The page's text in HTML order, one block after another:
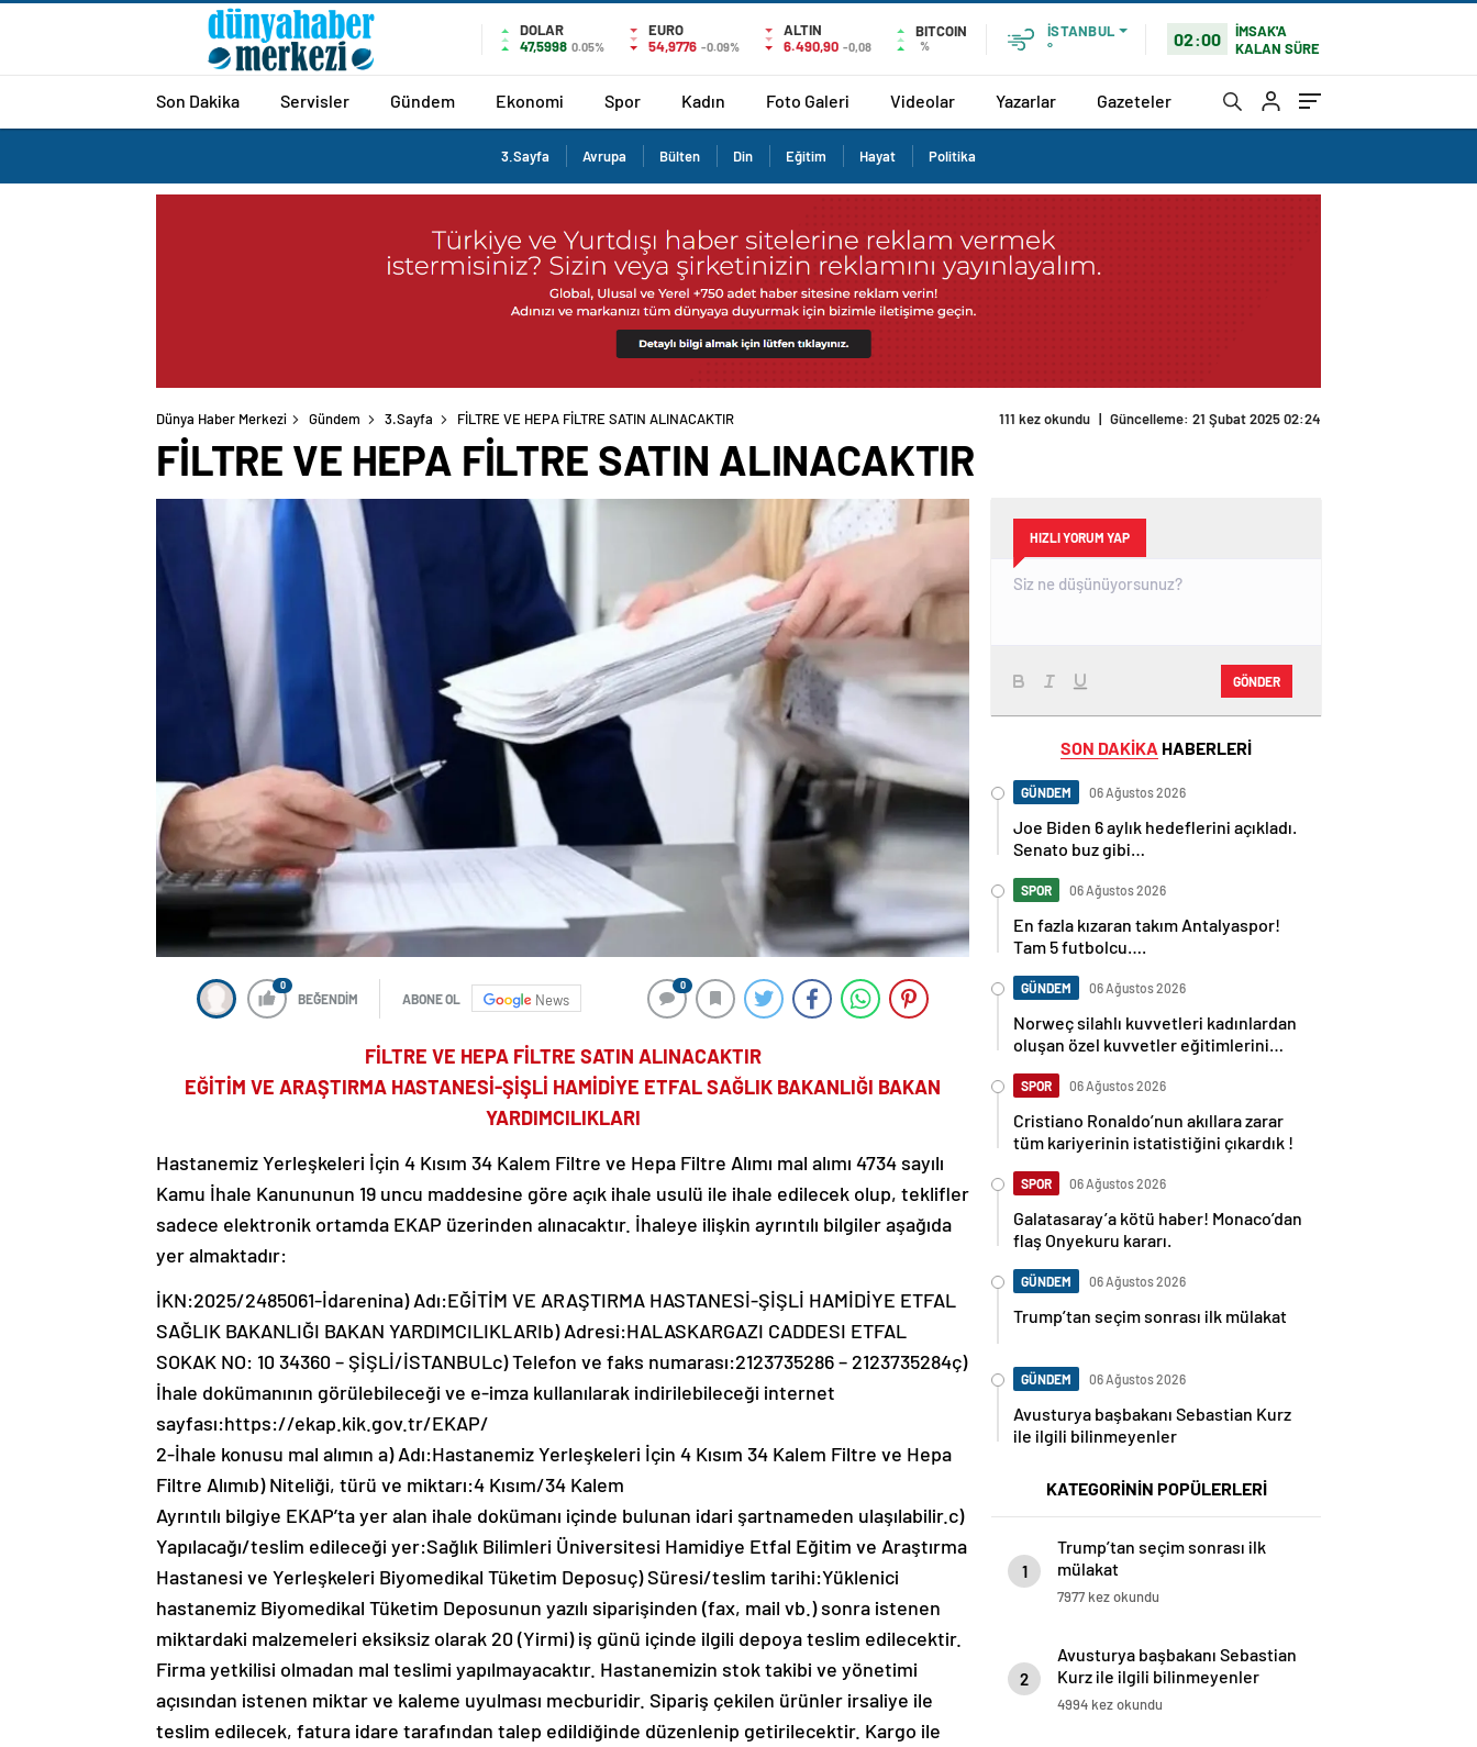
DOLAR
47,5998 0.05%
EURO
54,9776 -0.09%
ALTIN
6.490,90 -0,08
BITCOIN
%
İSTANBUL
°
02:00
İMSAK'A
KALAN SÜRE
Son Dakika Servisler Gündem Ekonomi Spor Kadın Foto Galeri Videolar Yazarlar Gazeteler
3.Sayfa Avrupa Bülten Din Eğitim Hayat Politika
Dünya Haber Merkezi Gündem 3.Sayfa FİLTRE VE HEPA FİLTRE SATIN ALINACAKTIR
FİLTRE VE HEPA FİLTRE SATIN ALINACAKTIR
0
BEĞENDİM ABONE OL News
0
FİLTRE VE HEPA FİLTRE SATIN ALINACAKTIR
EĞİTİM VE ARAŞTIRMA HASTANESİ-ŞİŞLİ HAMİDİYE ETFAL SAĞLIK BAKANLIĞI BAKAN
YARDIMCILIKLARI
Hastanemiz Yerleşkeleri İçin 4 Kısım 34 Kalem Filtre ve Hepa Filtre Alımı mal alımı 4734 sayılı
Kamu İhale Kanununun 19 uncu maddesine göre açık ihale usulü ile ihale edilecek olup, teklifler
sadece elektronik ortamda EKAP üzerinden alınacaktır. İhaleye ilişkin ayrıntılı bilgiler aşağıda
yer almaktadır:
İKN:2025/2485061-İdarenina) Adı:EĞİTİM VE ARAŞTIRMA HASTANESİ-ŞİŞLİ HAMİDİYE ETFAL
SAĞLIK BAKANLIĞI BAKAN YARDIMCILIKLARIb) Adresi:HALASKARGAZI CADDESI ETFAL
SOKAK NO: 10 34360 – ŞİŞLİ/İSTANBULc) Telefon ve faks numarası:2123735286 – 2123735284ç)
İhale dokümanının görülebileceği ve e-imza kullanılarak indirilebileceği internet
sayfası:https://ekap.kik.gov.tr/EKAP/
2-İhale konusu mal alımın a) Adı:Hastanemiz Yerleşkeleri İçin 4 Kısım 34 Kalem Filtre ve Hepa
Filtre Alımıb) Niteliği, türü ve miktarı:4 Kısım/34 Kalem
Ayrıntılı bilgiye EKAP’ta yer alan ihale dokümanı içinde bulunan idari şartnameden ulaşılabilir.c)
Yapılacağı/teslim edileceği yer:Sağlık Bilimleri Üniversitesi Hamidiye Etfal Eğitim ve Araştırma
Hastanesi ve Yerleşkeleri Biyomedikal Tüketim Deposuç) Süresi/teslim tarihi:Yüklenici
hastanemiz Biyomedikal Tüketim Deposunun yazılı siparişinden (fax, mail vb.) sonra istenen
miktardaki malzemeleri eksiksiz olarak 20 (Yirmi) iş günü içinde ilgili depoya teslim edilecektir.
Firma yetkilisi olmadan mal teslimi yapılmayacaktır. Hastanemizin stok takibi ve yönetimi
açısından istenen miktar ve kaleme uyulması mecburidir. Sipariş çekilen ürünler irsaliye ile
teslim edilecek, fatura idare tarafından talep edildiğinde düzenlenip getirilecektir. Kargo ile
HIZLI YORUM YAP
GÖNDER
SON DAKİKA HABERLERİ
GÜNDEM 06 Ağustos 2026
Joe Biden 6 aylık hedeflerini açıkladı.
Senato buz gibi…
SPOR 06 Ağustos 2026
En fazla kızaran takım Antalyaspor!
Tam 5 futbolcu….
GÜNDEM 06 Ağustos 2026
Norweç silahlı kuvvetleri kadınlardan
oluşan özel kuvvetler eğitimlerini
SPOR 06 Ağustos 2026
Cristiano Ronaldo’nun akıllara zarar
tüm kariyerinin istatistiğini çıkardık !
SPOR 06 Ağustos 2026
Galatasaray’a kötü haber! Monaco’dan
flaş Onyekuru kararı.
GÜNDEM 06 Ağustos 2026
Trump’tan seçim sonrası ilk mülakat
GÜNDEM 06 Ağustos 2026
Avusturya başbakanı Sebastian Kurz
ile ilgili bilinmeyenler
KATEGORİNİN POPÜLERLERİ
1
Trump’tan seçim sonrası ilk
mülakat
7977 kez okundu
2
Avusturya başbakanı Sebastian
Kurz ile ilgili bilinmeyenler
4994 kez okundu